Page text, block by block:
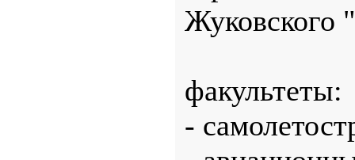
Жуковского
факультеты:
-